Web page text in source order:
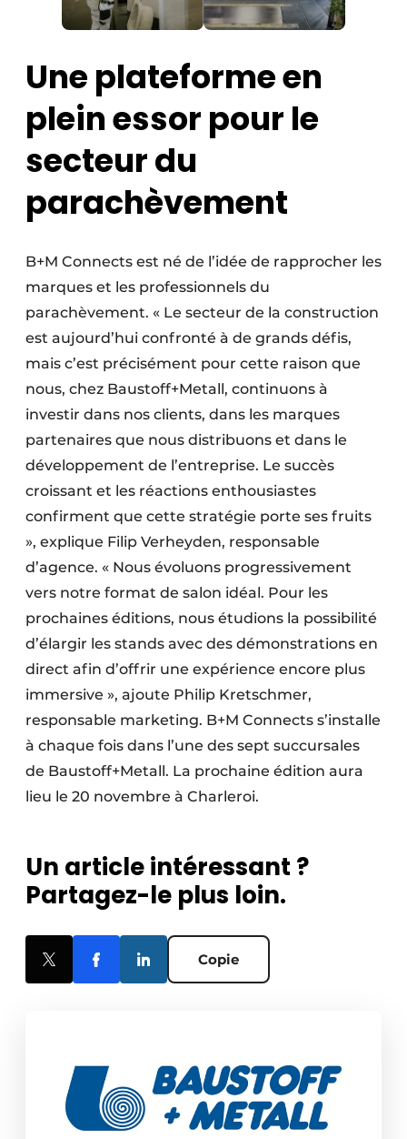
Une plateforme en
plein essor pour le
secteur du
parachèvement
B+M Connects est né de l’idée de rapprocher les
marques et les professionnels du
parachèvement. « Le secteur de la construction
est aujourd’hui confronté à de grands défis,
mais c’est précisément pour cette raison que
nous, chez Baustoff+Metall, continuons à
investir dans nos clients, dans les marques
partenaires que nous distribuons et dans le
développement de l’entreprise. Le succès
croissant et les réactions enthousiastes
confirment que cette stratégie porte ses fruits
», explique Filip Verheyden, responsable
d’agence. « Nous évoluons progressivement
vers notre format de salon idéal. Pour les
prochaines éditions, nous étudions la possibilité
d’élargir les stands avec des démonstrations en
direct afin d’offrir une expérience encore plus
immersive », ajoute Philip Kretschmer,
responsable marketing. B+M Connects s’installe
à chaque fois dans l’une des sept succursales
de Baustoff+Metall. La prochaine édition aura
lieu le 20 novembre à Charleroi.
Un article intéressant ?
Partagez-le plus loin.
Copie